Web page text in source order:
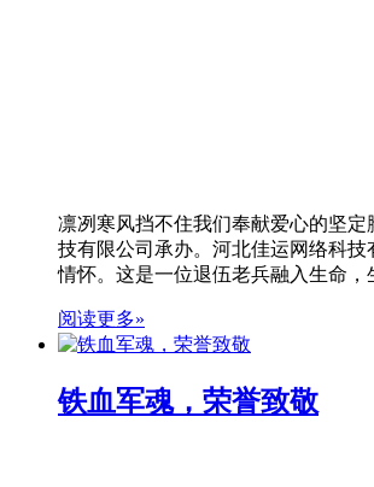
凛冽寒风挡不住我们奉献爱心的坚
技有限公司承办。河北佳运网络科
情怀。这是一位退伍老兵融入生命
阅读更多»
铁血军魂，荣誉致敬